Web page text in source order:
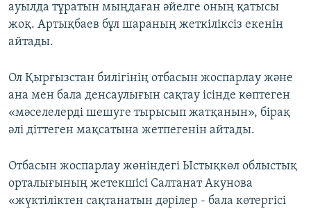
ауылда тұратын мыңдаған әйелге оның қатысы
жоқ. Артықбаев бұл шараның жеткіліксіз екенін
айтады.
Ол Қырғызстан билігінің отбасын жоспарлау және
ана мен бала денсаулығын сақтау ісінде көптеген
«мәселелерді шешуге тырысып жатқанын», бірақ
әлі діттеген мақсатына жетпегенін айтады.
Отбасын жоспарлау жөніндегі Ыстықкөл облыстық
орталығының жетекшісі Салтанат Акунова
«жүктіліктен сақтанатын дәрілер - бала көтергісі